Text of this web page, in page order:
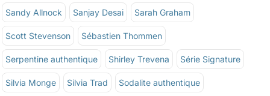
Sandy Allnock Sanjay Desai Sarah Graham
Scott Stevenson Sébastien Thommen
Serpentine authentique Shirley Trevena Série Signature
Silvia Monge Silvia Trad Sodalite authentique